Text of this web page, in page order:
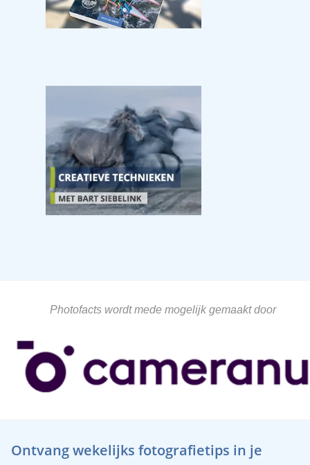
Photofacts wordt mede mogelijk gemaakt door
Ontvang wekelijks fotografietips in je